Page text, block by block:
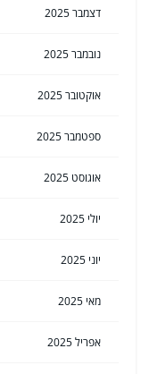
דצמבר 2025
נובמבר 2025
אוקטובר 2025
ספטמבר 2025
אוגוסט 2025
יולי 2025
יוני 2025
מאי 2025
אפריל 2025